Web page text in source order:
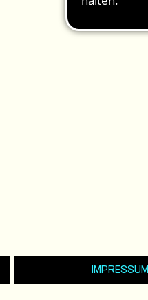
IMPRESSUM